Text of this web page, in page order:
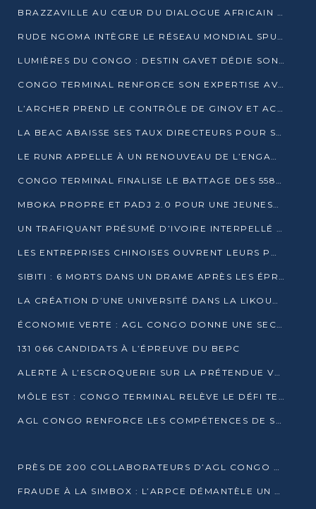
BRAZZAVILLE AU CŒUR DU DIALOGUE AFRICAIN SUR LES OBJECTIFS DE DÉVELOPPEMENT DURABLE
RUDE NGOMA INTÈGRE LE RÉSEAU MONDIAL SPUTNIK PRO APRÈS UNE FORMATION À MOSCOU
LUMIÈRES DU CONGO : DESTIN GAVET DÉDIE SON PRIX À L’UNITÉ NATIONALE ET À LA JEUNESSE
CONGO TERMINAL RENFORCE SON EXPERTISE AVEC NEUF NOUVEAUX FORMATEURS EN ENGINS PORTUAIRES
L’ARCHER PREND LE CONTRÔLE DE GINOV ET ACCÉLÈRE SON VIRAGE NUMÉRIQUE
LA BEAC ABAISSE SES TAUX DIRECTEURS POUR SOUTENIR LA CROISSANCE EN ZONE CEMAC
LE RUNR APPELLE À UN RENOUVEAU DE L’ENGAGEMENT MILITANT
CONGO TERMINAL FINALISE LE BATTAGE DES 558 PIEUX DU FUTUR QUAI DU MÔLE EST
MBOKA PROPRE ET PADJ 2.0 POUR UNE JEUNESSE PLUS AUTONOME
UN TRAFIQUANT PRÉSUMÉ D’IVOIRE INTERPELLÉ À DOLISIE
LES ENTREPRISES CHINOISES OUVRENT LEURS PORTES AUX JEUNES DIPLÔMÉS
SIBITI : 6 MORTS DANS UN DRAME APRÈS LES ÉPREUVES DU BEPC
LA CRÉATION D’UNE UNIVERSITÉ DANS LA LIKOUALA AU CŒUR D’UNE RÉFLEXION NATIONALE
ÉCONOMIE VERTE : AGL CONGO DONNE UNE SECONDE VIE À SES DÉCHETS INDUSTRIELS
131 066 CANDIDATS À L’ÉPREUVE DU BEPC
ALERTE À L’ESCROQUERIE SUR LA PRÉTENDUE VENTE DE PARCELLES AFAT
MÔLE EST : CONGO TERMINAL RELÈVE LE DÉFI TECHNIQUE DES SABLES BITUMINEUX
AGL CONGO RENFORCE LES COMPÉTENCES DE SES ÉQUIPES AVEC LA CERTIFICATION CACES® R483
PRÈS DE 200 COLLABORATEURS D’AGL CONGO EN FORMATION JUSQU’EN JUILLET
FRAUDE À LA SIMBOX : L’ARPCE DÉMANTÈLE UN RÉSEAU UTILISANT DES CARTES SIM OUGANDAISES